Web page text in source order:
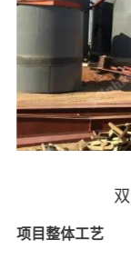
项目整体工艺